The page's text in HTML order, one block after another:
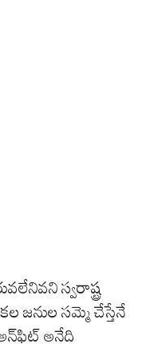
స్వరాష్ట్ర
జనుల సమ్మె చేస్తేనే
అన్‌ఫిట్ అనేది